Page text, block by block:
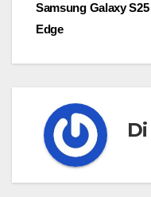
Samsung Galaxy S25
Edge
Di